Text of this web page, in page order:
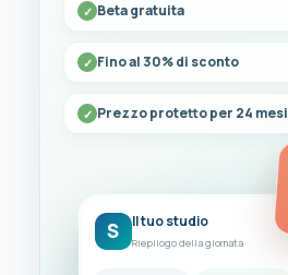
Beta gratuita
Fino al 30% di sconto
Prezzo protetto per 24 mesi
S Il tuo studio
Riepilogo della giornata